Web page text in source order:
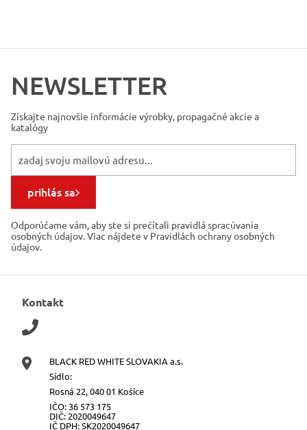
NEWSLETTER
Získajte najnovšie informácie výrobky, propagačné akcie a
katalógy
prihlás sa
Odporúčame vám, aby ste si prečítali pravidlá spracúvania
osobných údajov. Viac nájdete v Pravidlách ochrany osobných
údajov.
Kontakt
BLACK RED WHITE SLOVAKIA a.s.
Sídlo:
Rosná 22, 040 01 Košice
IČO: 36 573 175
DIČ: 2020049647
IČ DPH: SK2020049647